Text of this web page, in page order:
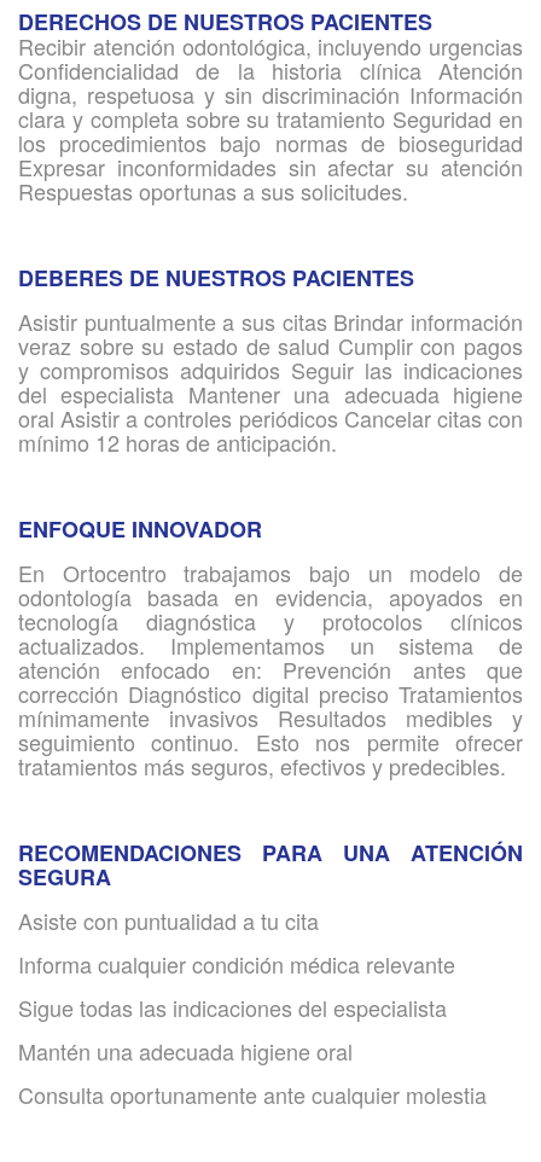
DERECHOS DE NUESTROS PACIENTES
Recibir atención odontológica, incluyendo urgencias
Confidencialidad de la historia clínica Atención
digna, respetuosa y sin discriminación Información
clara y completa sobre su tratamiento Seguridad en
los procedimientos bajo normas de bioseguridad
Expresar inconformidades sin afectar su atención
Respuestas oportunas a sus solicitudes.
DEBERES DE NUESTROS PACIENTES
Asistir puntualmente a sus citas Brindar información
veraz sobre su estado de salud Cumplir con pagos
y compromisos adquiridos Seguir las indicaciones
del especialista Mantener una adecuada higiene
oral Asistir a controles periódicos Cancelar citas con
mínimo 12 horas de anticipación.
ENFOQUE INNOVADOR
En Ortocentro trabajamos bajo un modelo de
odontología basada en evidencia, apoyados en
tecnología diagnóstica y protocolos clínicos
actualizados. Implementamos un sistema de
atención enfocado en: Prevención antes que
corrección Diagnóstico digital preciso Tratamientos
mínimamente invasivos Resultados medibles y
seguimiento continuo. Esto nos permite ofrecer
tratamientos más seguros, efectivos y predecibles.
RECOMENDACIONES PARA UNA ATENCIÓN
SEGURA
Asiste con puntualidad a tu cita
Informa cualquier condición médica relevante
Sigue todas las indicaciones del especialista
Mantén una adecuada higiene oral
Consulta oportunamente ante cualquier molestia